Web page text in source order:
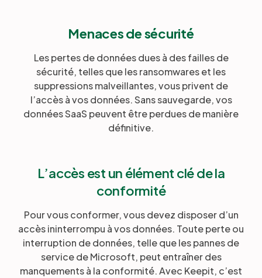
Menaces de sécurité
Les pertes de données dues à des failles de
sécurité, telles que les ransomwares et les
suppressions malveillantes, vous privent de
l’accès à vos données. Sans sauvegarde, vos
données SaaS peuvent être perdues de manière
définitive.
L’accès est un élément clé de la
conformité
Pour vous conformer, vous devez disposer d’un
accès ininterrompu à vos données. Toute perte ou
interruption de données, telle que les pannes de
service de Microsoft, peut entraîner des
manquements à la conformité. Avec Keepit, c’est